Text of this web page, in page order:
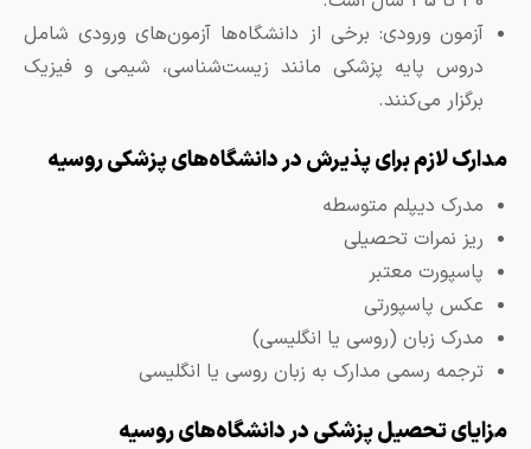
آزمون ورودی: برخی از دانشگاه‌ها آزمون‌های ورودی شامل
دروس پایه پزشکی مانند زیست‌شناسی، شیمی و فیزیک
برگزار می‌کنند.
لازم برای پذیرش در دانشگاه‌های پزشکی روسیه
مدرک دیپلم متوسطه
ریز نمرات تحصیلی
پاسپورت معتبر
عکس پاسپورتی
مدرک زبان (روسی یا انگلیسی)
ترجمه رسمی مدارک به زبان روسی یا انگلیسی
تحصیل پزشکی در دانشگاه‌های روسیه